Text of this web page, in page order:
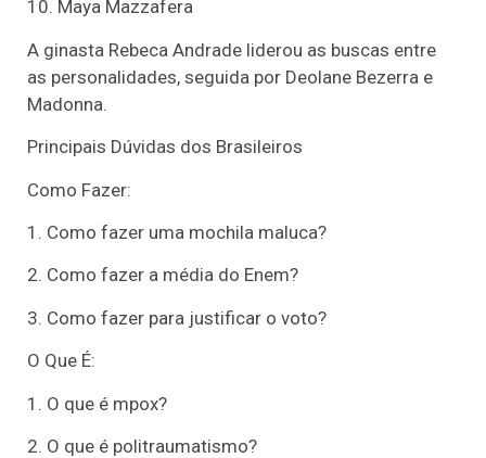
10. Maya Mazzafera
A ginasta Rebeca Andrade liderou as buscas entre
as personalidades, seguida por Deolane Bezerra e
Madonna.
Principais Dúvidas dos Brasileiros
Como Fazer:
1. Como fazer uma mochila maluca?
2. Como fazer a média do Enem?
3. Como fazer para justificar o voto?
O Que É:
1. O que é mpox?
2. O que é politraumatismo?